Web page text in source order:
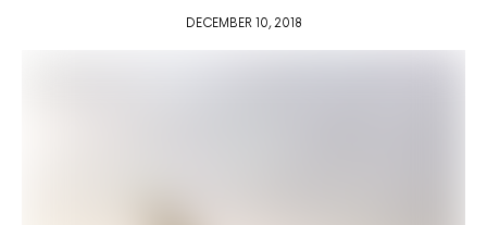
DECEMBER 10, 2018